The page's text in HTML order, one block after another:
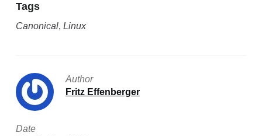
Tags
Canonical, Linux
Author
Fritz Effenberger
Date